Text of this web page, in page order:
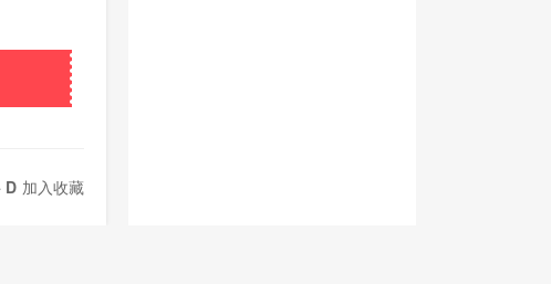
D 加入收藏